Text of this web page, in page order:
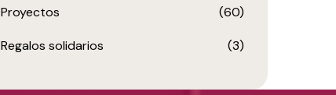
Proyectos (60)
Regalos solidarios (3)